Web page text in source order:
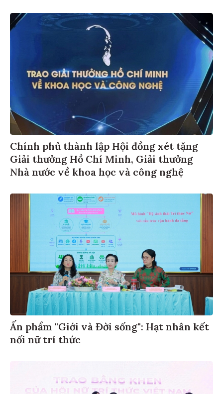
Chính phủ thành lập Hội đồng xét tặng
Giải thưởng Hồ Chí Minh, Giải thưởng
Nhà nước về khoa học và công nghệ
Ấn phẩm "Giới và Đời sống": Hạt nhân kết
nối nữ trí thức